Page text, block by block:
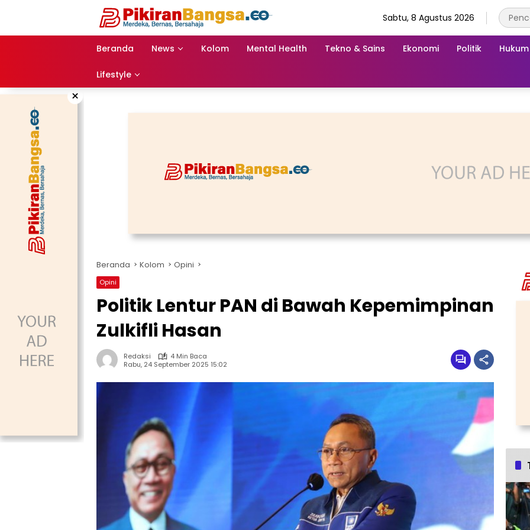
Sabtu, 8 Agustus 2026
Beranda News Kolom Mental Health Tekno & Sains Ekonomi Politik Hukum
Lifestyle
×
Beranda Kolom Opini
Opini
Politik Lentur PAN di Bawah Kepemimpinan
Zulkifli Hasan
Redaksi
4 Min Baca
Rabu, 24 September 2025 15:02